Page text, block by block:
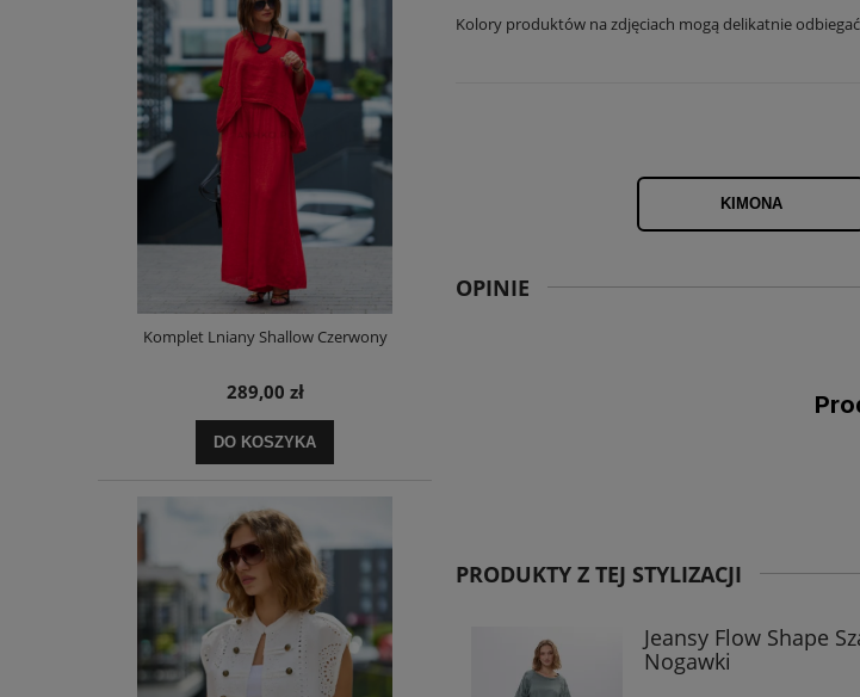
Komplet Lniany Shallow Czerwony
289,00 zł
DO KOSZYKA
Kolory produktów na zdjęciach mogą delikatnie
KIMONA
OPINIE
PRODUKTY Z TEJ STYLIZACJI
Jeansy Flow Shape
Nogawki